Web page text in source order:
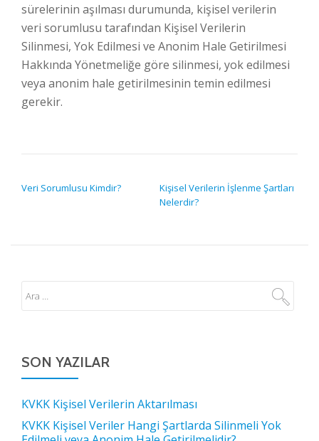
sürelerinin aşılması durumunda, kişisel verilerin
veri sorumlusu tarafından Kişisel Verilerin
Silinmesi, Yok Edilmesi ve Anonim Hale Getirilmesi
Hakkında Yönetmeliğe göre silinmesi, yok edilmesi
veya anonim hale getirilmesinin temin edilmesi
gerekir.
Veri Sorumlusu Kimdir?
Kişisel Verilerin İşlenme Şartları
Nelerdir?
SON YAZILAR
KVKK Kişisel Verilerin Aktarılması
KVKK Kişisel Veriler Hangi Şartlarda Silinmeli Yok